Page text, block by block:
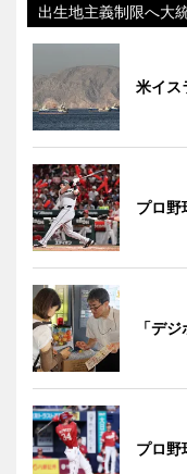
出生地主義制限へ大
米イス
プロ
「デ
プロ